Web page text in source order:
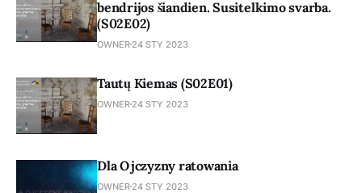
bendrijos šiandien. Susitelkimo svarba.
(S02E02)
OWNER 24 STY 2023
Tautų Kiemas (S02E01)
OWNER 24 STY 2023
Dla Ojczyzny ratowania
OWNER 24 STY 2023